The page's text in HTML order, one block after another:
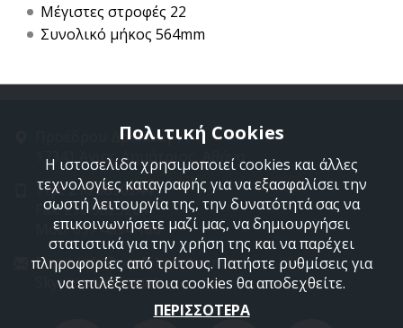
Μέγιστες στροφές 22
Συνολικό μήκος 564mm
Προέδρου Δρακάκη 11
17341 Άγιος Δημήτριος, Αθήνα
Τηλ: 210 9850244
Fax: 210 9823264
Mob: 697 4894 108
Email: info@profelmnet.com
Skype: profelmnet
Πολιτική Cookies
Η ιστοσελίδα χρησιμοποιεί cookies και άλλες
τεχνολογίες καταγραφής για να εξασφαλίσει την
σωστή λειτουργία της, την δυνατότητά σας να
επικοινωνήσετε μαζί μας, να δημιουργήσει
στατιστικά για την χρήση της και να παρέχει
πληροφορίες από τρίτους. Πατήστε ρυθμίσεις για
να επιλέξετε ποια cookies θα αποδεχθείτε.
ΠΕΡΙΣΣΟΤΕΡΑ